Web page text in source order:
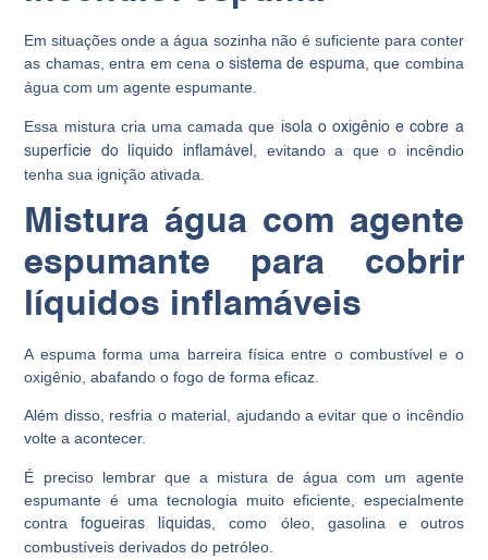
Em situações onde a água sozinha não é suficiente para conter
as chamas, entra em cena o sistema de espuma , que combina
água com um agente espumante.
Essa mistura cria uma camada que isola o oxigênio e cobre a
superfície do líquido inflamável , evitando a que o incêndio
tenha sua ignição ativada.
Mistura água com agente
espumante para cobrir
líquidos inflamáveis
A espuma forma uma barreira física entre o combustível e o
oxigênio, abafando o fogo de forma eficaz.
Além disso, resfria o material, ajudando a evitar que o incêndio
volte a acontecer.
É preciso lembrar que a mistura de água com um agente
espumante é uma tecnologia muito eficiente, especialmente
contrafogueiras líquidas
, como óleo, gasolina e outros
combustíveis derivados do petróleo.